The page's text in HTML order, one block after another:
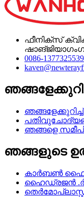
ഫീനിക്സ്
0086-
ഞങ്ങളേക്കുറിച്ച്
ഞങ്ങളെ
ഞങ്ങളുടെ
കാർബൺ
ഹൈഡ്രജൻ